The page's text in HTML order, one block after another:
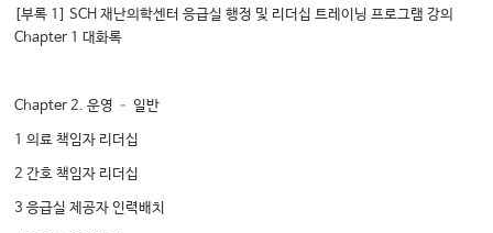
[부록 1] SCH 재난의학센터 응급실 행정 및 리더십 트레이닝 프로그램 강의
Chapter 1 대화록
Chapter 2. 운영 – 일반
1 의료 책임자 리더십
2 간호 책임자 리더십
3 응급실 제공자 인력배치